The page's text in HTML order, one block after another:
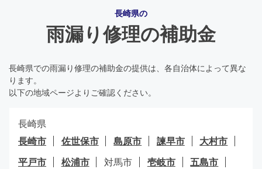
長崎県の
雨漏り修理の補助金
長崎県での雨漏り修理の補助金の提供は、各自治体によって異な
ります。
以下の地域ページよりご確認ください。
長崎県
長崎市
佐世保市 島原市 諫早市
大村市
平戸市
松浦市 対馬市 壱岐市
五島市